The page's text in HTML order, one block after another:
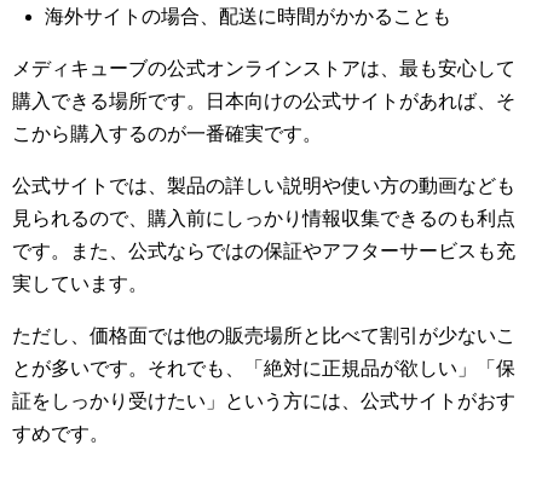
海外サイトの場合、配送に時間がかかることも
メディキューブの公式オンラインストアは、最も安心して
購入できる場所です。日本向けの公式サイトがあれば、そ
こから購入するのが一番確実です。
公式サイトでは、製品の詳しい説明や使い方の動画なども
見られるので、購入前にしっかり情報収集できるのも利点
です。また、公式ならではの保証やアフターサービスも充
実しています。
ただし、価格面では他の販売場所と比べて割引が少ないこ
とが多いです。それでも、「絶対に正規品が欲しい」「保
証をしっかり受けたい」という方には、公式サイトがおす
すめです。